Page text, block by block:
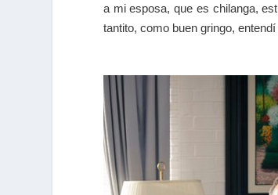
a mi esposa, que es chilanga,
tantito, como buen gringo,